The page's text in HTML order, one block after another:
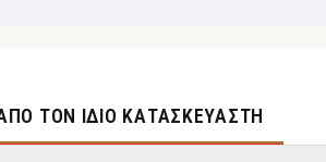
ΤΟΝ ΊΔΙΟ ΚΑΤΑΣΚΕΥΑΣΤΉ